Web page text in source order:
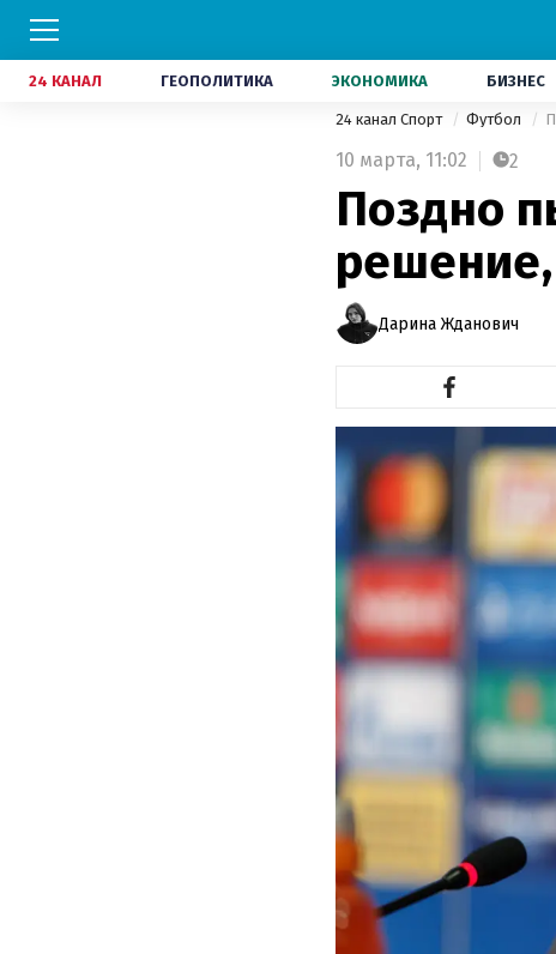
24 КАНАЛ ГЕОПОЛИТИКА ЭКОНОМИКА БИЗНЕС
24 канал Спорт Футбол
10 марта, 11:02 2
Поздно
Дарина Жданович